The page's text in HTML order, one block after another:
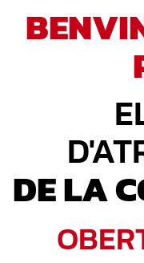
DE LA